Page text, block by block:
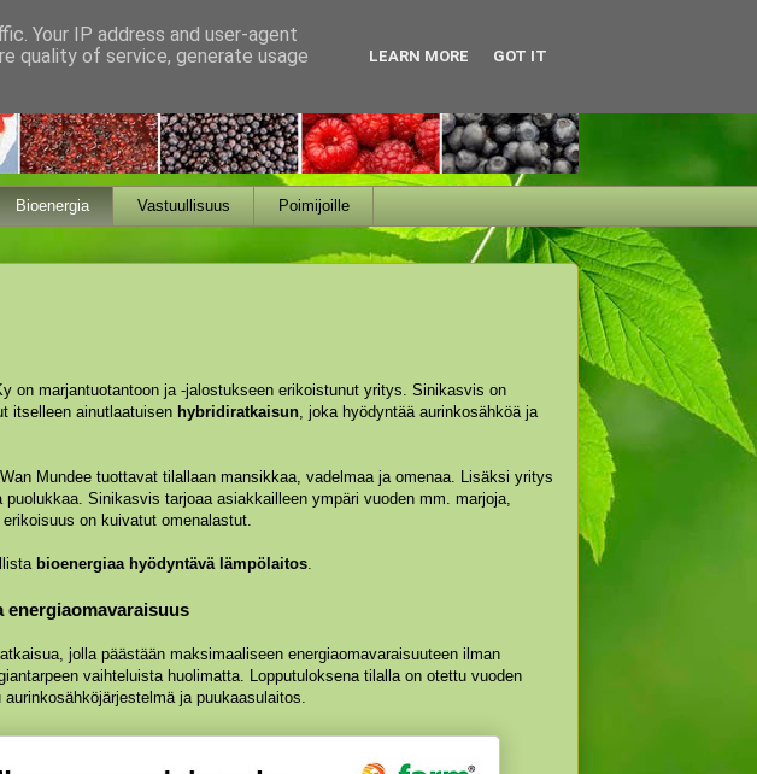
Bioenergia Vastuullisuus Poimijoille
on marjantuotantoon ja -jalostukseen erikoistunut yritys. Sinikasvis on
itselleen ainutlaatuisen hybridiratkaisun , joka hyödyntää aurinkosähköä ja
Mundee tuottavat tilallaan mansikkaa, vadelmaa ja omenaa. Lisäksi yritys
Sinikasvis tarjoaa asiakkailleen ympäri vuoden mm. marjoja,
on kuivatut omenalastut.
bioenergiaa hyödyntävä lämpölaitos
jolla päästään maksimaaliseen energiaomavaraisuuteen ilman
vaihteluista huolimatta. Lopputuloksena tilalla on otettu vuoden
ja puukaasulaitos.
Your IP address and user-agent
quality of service, generate usage
LEARN MORE GOT IT